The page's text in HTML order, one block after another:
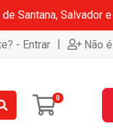
Santana, Salvador
- Entrar | Não
0